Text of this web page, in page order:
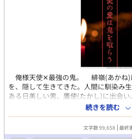
俺様天使‪✕‬最強の鬼。 緋嶺(あかね)
を、隠して生きてきた。人間に馴染み
ある日美しい男、鷹使(たかし)に出会
の出自に関係あるらしいが、人間とし
緋嶺は戸惑うばかりで……。 全体的に
でご注意を。 この作品は、ムーンラ
載しています。
続きを読む
文字数 99,658 最終